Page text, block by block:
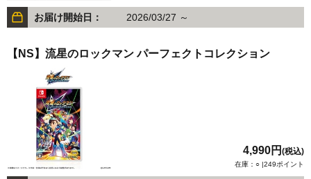
お届け開始日： 2026/03/27 ～
【NS】流星のロックマン パーフェクトコレクション
4,990円 (税込)
在庫：○ |249ポイント